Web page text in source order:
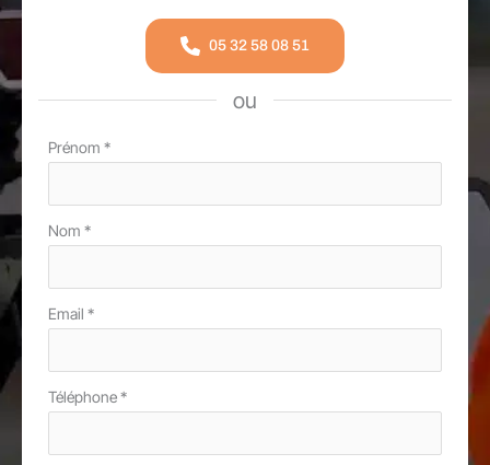
05 32 58 08 51
ou
Formulaire
avec
téléphone
Prénom *
Nom *
Email *
Téléphone*